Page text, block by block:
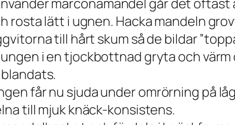
marconamandel går det
rosta lätt i ugnen. Hacka mandeln
till hårt skum så de bildar
i en tjockbottnad gryta och
får nu sjuda under omrörning på
till mjuk knäck-konsistens.